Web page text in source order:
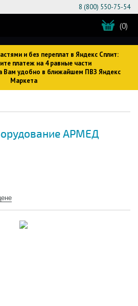
и без переплат в Яндекс Сплит:
платеж на 4 равные части
Вам удобно в ближайшем ПВЗ Яндекс
Маркета
8 (800) 550-75-54
(0)
АРМЕД